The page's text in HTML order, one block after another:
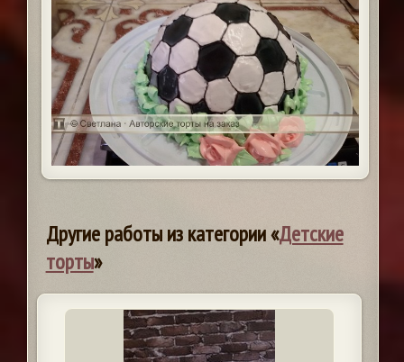
Другие работы из категории «Детские
торты»